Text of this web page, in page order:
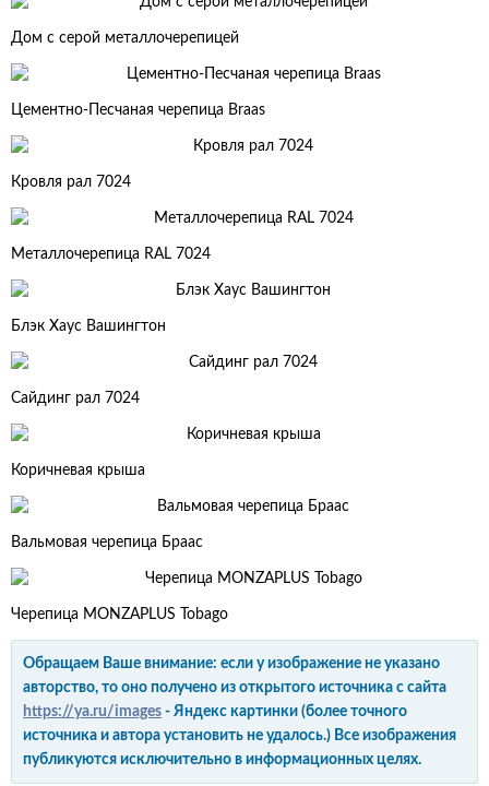
Дом с серой металлочерепицей
Цементно-Песчаная черепица Braas
Кровля рал 7024
Металлочерепица RAL 7024
Блэк Хаус Вашингтон
Сайдинг рал 7024
Коричневая крыша
Вальмовая черепица Браас
Черепица MONZAPLUS Tobago
Обращаем Ваше внимание: если у изображение не указано
авторство, то оно получено из открытого источника с сайта
https://ya.ru/images - Яндекс картинки (более точного
источника и автора установить не удалось.) Все изображения
публикуются исключительно в информационных целях.